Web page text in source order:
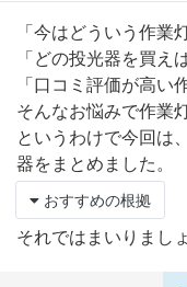
「今はどういう作業
「どの投光器を買え
「口コミ評価が高い
そんなお悩みで作業
というわけで今回は
器をまとめました。
おすすめの根拠
それではまいりまし